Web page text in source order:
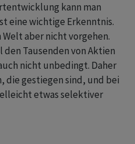
kann man
eine wichtige Erkenntnis.
aber nicht vorgehen.
Tausenden von Aktien
nicht unbedingt. Daher
die gestiegen sind, und bei
etwas selektiver